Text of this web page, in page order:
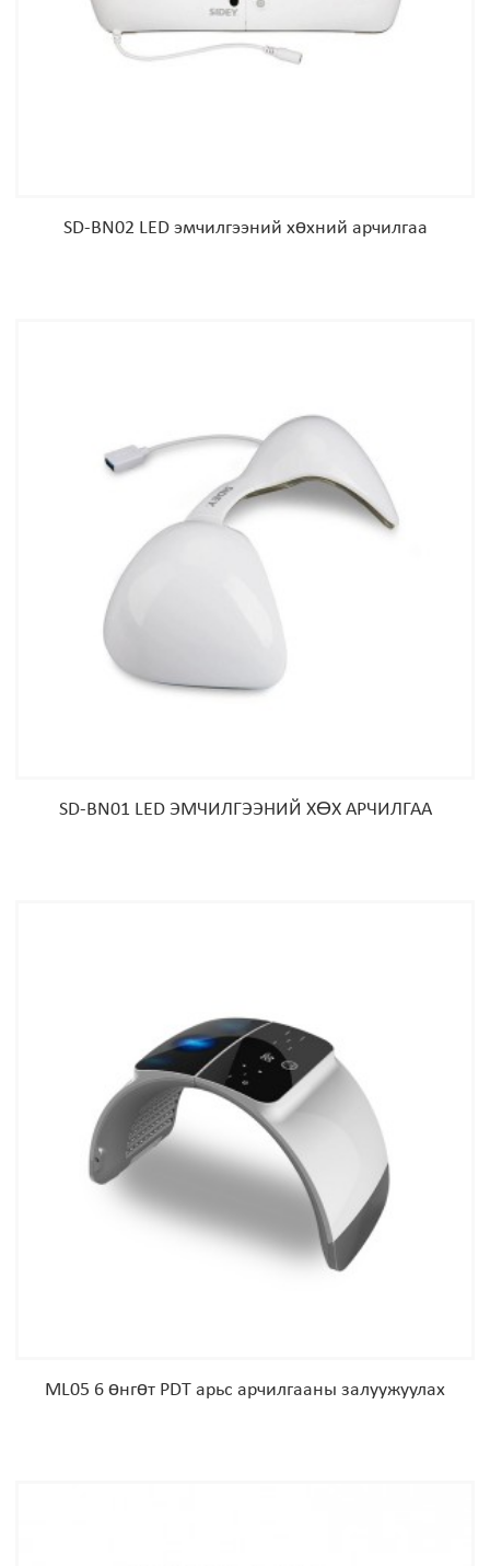
SD-BN02 LED эмчилгээний хөхний арчилгаа
SD-BN01 LED ЭМЧИЛГЭЭНИЙ ХӨХ АРЧИЛГАА
ML05 6 өнгөт PDT арьс арчилгааны залуужуулах